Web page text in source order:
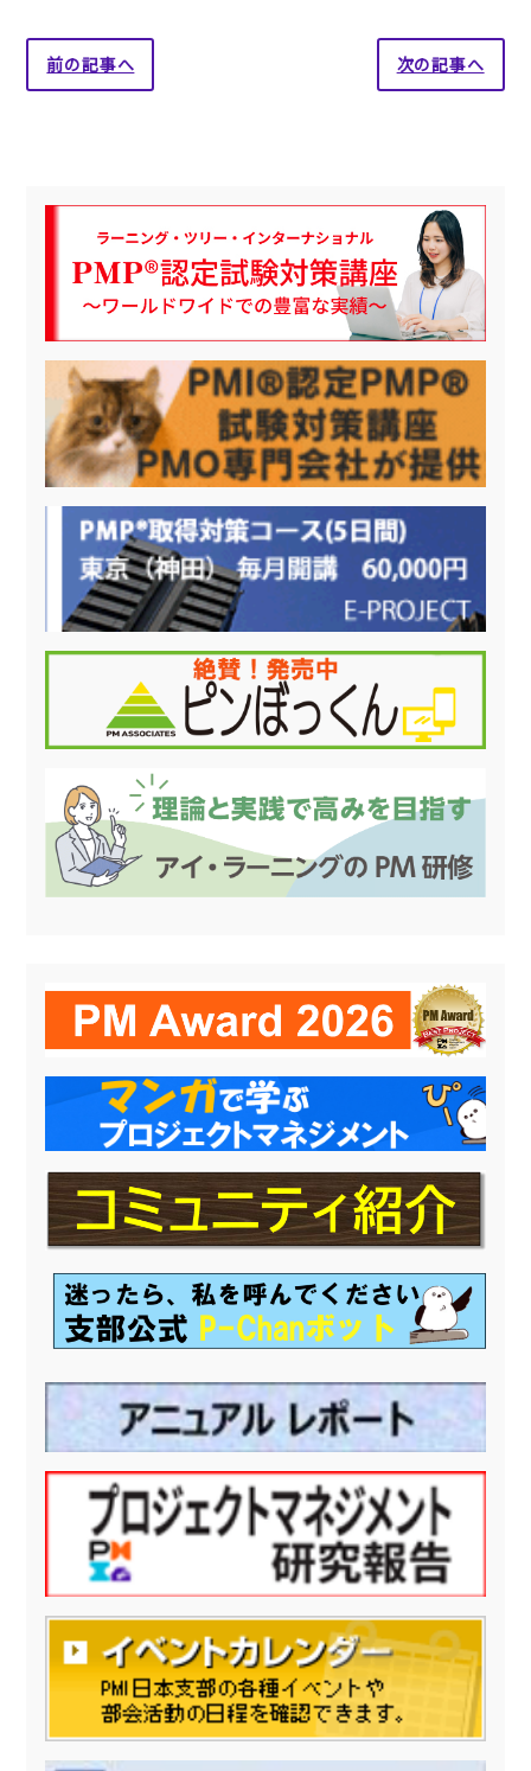
前の記事へ 次の記事へ